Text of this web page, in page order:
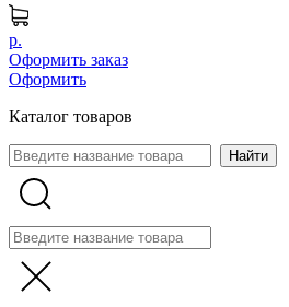
р.
Оформить заказ
Оформить
Каталог товаров